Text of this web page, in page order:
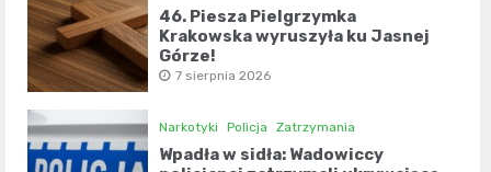
46. Piesza Pielgrzymka
Krakowska wyruszyła ku Jasnej
Górze!
7 sierpnia 2026
Narkotyki Policja Zatrzymania
Wpadła w sidła: Wadowiccy